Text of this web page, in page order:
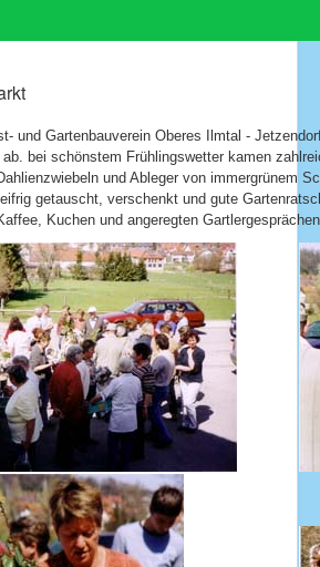
und Gartenbauverein Oberes Ilmtal -
bei schönstem Frühlingswetter kamen
und Ableger von immergrünem
getauscht, verschenkt und gute
Kuchen und angeregten